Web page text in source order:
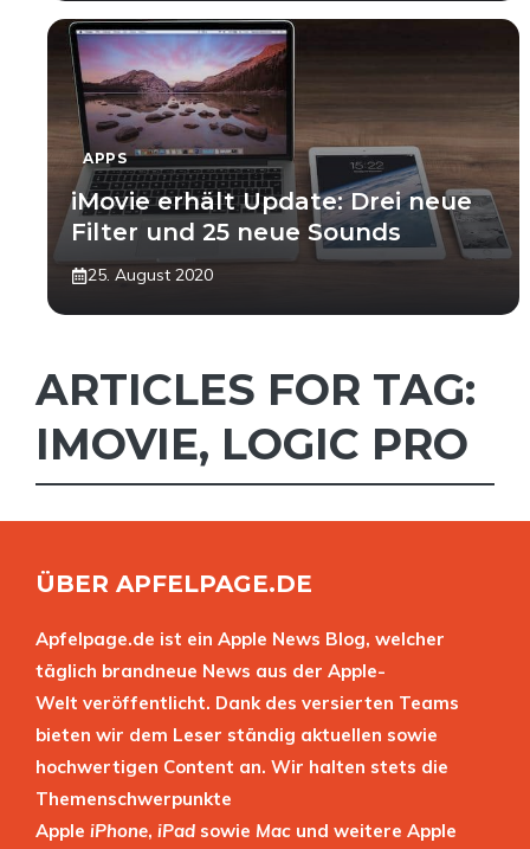
APPS
iMovie erhält Update: Drei neue
Filter und 25 neue Sounds
25. August 2020
ARTICLES FOR TAG:
IMOVIE, LOGIC PRO
ÜBER APFELPAGE.DE
Apfelpage.de ist ein Apple News Blog, welcher
täglich brandneue News aus der Apple-
Welt veröffentlicht. Dank des versierten Teams
bieten wir dem Leser ständig aktuellen sowie
hochwertigen Content an. Wir halten stets die
Themenschwerpunkte
Apple iPhone, iPad sowie Mac und weitere Apple